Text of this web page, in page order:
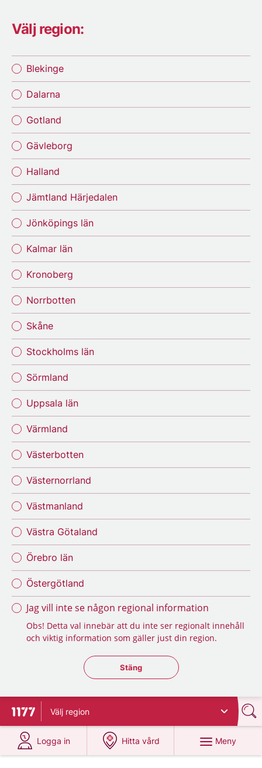
Välj region:
Blekinge
Dalarna
Gotland
Gävleborg
Halland
Jämtland Härjedalen
Jönköpings län
Kalmar län
Kronoberg
Norrbotten
Skåne
Stockholms län
Sörmland
Uppsala län
Värmland
Västerbotten
Västernorrland
Västmanland
Västra Götaland
Örebro län
Östergötland
Jag vill inte se någon regional information
Obs! Detta val innebär att du inte ser regionalt innehåll
och viktig information som gäller just din region.
Stäng regionsväljaren
Stäng
Till startsidan för 1177
Välj region
Logga in
på 1177.se
Hitta vård
på 1177.se
Meny